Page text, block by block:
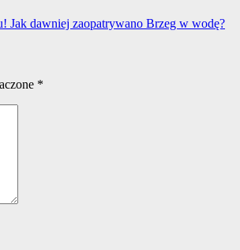
Jak dawniej zaopatrywano Brzeg w wodę?
*